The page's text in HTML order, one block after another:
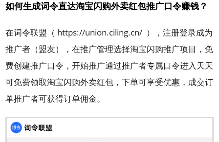
如何生成词令直达淘宝闪购外卖红包推广口令赚钱？
在词令联盟（ https://union.ciling.cn/ ），注册登录成为
推广者（盟友），在推广管理选择淘宝闪购推广项目，免
费创建推广口令，开始推广通过推广者专属口令进入天天
可免费领取淘宝闪购外卖红包，下单可享受优惠，成交订
单推广者可获得订单佣金。